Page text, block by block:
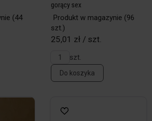
(44
gorący sex
Produkt w magazynie (96
szt.)
25,01 zł / szt.
szt.
Do koszyka